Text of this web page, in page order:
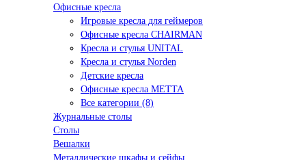
Офисные кресла
Игровые кресла для геймеров
Офисные кресла CHAIRMAN
Кресла и стулья UNITAL
Кресла и стулья Norden
Детские кресла
Офисные кресла МЕТТА
Все категории (8)
Журнальные столы
Столы
Вешалки
Металлические шкафы и сейфы